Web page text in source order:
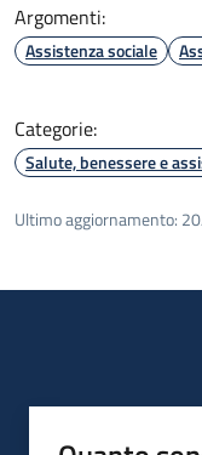
Argomenti:
Assistenza sociale
Categorie:
Salute, benessere e
Ultimo aggiornamento: